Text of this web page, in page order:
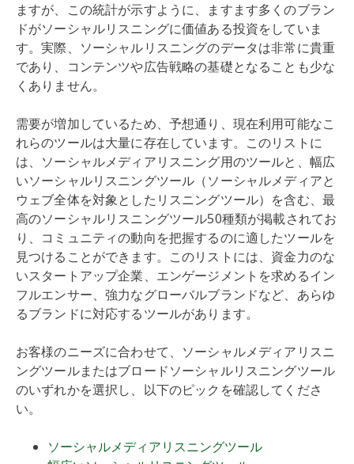
ますが、この統計が示すように、ますます多くのブラン
ドがソーシャルリスニングに価値ある投資をしていま
す。実際、ソーシャルリスニングのデータは非常に貴重
であり、コンテンツや広告戦略の基礎となることも少な
くありません。
需要が増加しているため、予想通り、現在利用可能なこ
れらのツールは大量に存在しています。このリストに
は、ソーシャルメディアリスニング用のツールと、幅広
いソーシャルリスニングツール（ソーシャルメディアと
ウェブ全体を対象としたリスニングツール）を含む、最
高のソーシャルリスニングツール50種類が掲載されてお
り、コミュニティの動向を把握するのに適したツールを
見つけることができます。このリストには、資金力のな
いスタートアップ企業、エンゲージメントを求めるイン
フルエンサー、強力なグローバルブランドなど、あらゆ
るブランドに対応するツールがあります。
お客様のニーズに合わせて、ソーシャルメディアリスニ
ングツールまたはブロードソーシャルリスニングツール
のいずれかを選択し、以下のピックを確認してくださ
い。
ソーシャルメディアリスニングツール